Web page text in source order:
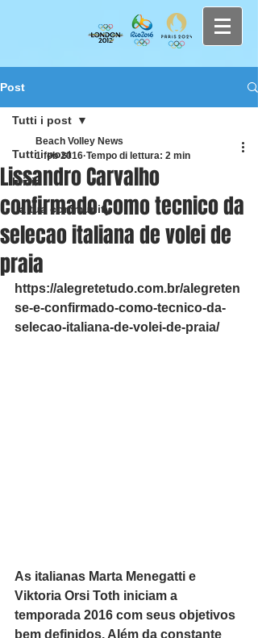
Post
Tutti i post
Inizia
La tua community
Tutti i post
Lissandro Carvalho
confirmado como tecnico da
selecao italiana de volei de
praia
Beach Volley News
1 feb 2016 Tempo di lettura: 2 min
https://alegretetudo.com.br/alegreten
se-e-confirmado-como-tecnico-da-
selecao-italiana-de-volei-de-praia/
As italianas Marta Menegatti e
Viktoria Orsi Toth iniciam a
temporada 2016 com seus objetivos
bem definidos. Além da constante